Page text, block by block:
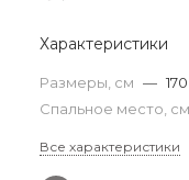
Характеристики
Размеры, см —
Спальное место, см
Все характеристики